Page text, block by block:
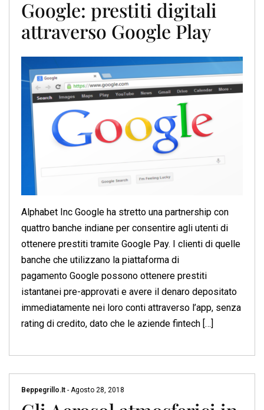
Google: prestiti digitali
attraverso Google Play
Alphabet Inc Google ha stretto una partnership con
quattro banche indiane per consentire agli utenti di
ottenere prestiti tramite Google Pay. I clienti di quelle
banche che utilizzano la piattaforma di
pagamento Google possono ottenere prestiti
istantanei pre-approvati e avere il denaro depositato
immediatamente nei loro conti attraverso l’app, senza
rating di credito, dato che le aziende fintech […]
Beppegrillo.it - Agosto 28, 2018